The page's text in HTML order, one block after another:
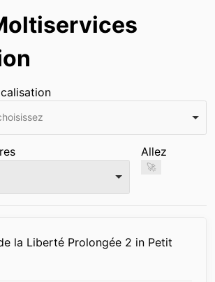
Allez
🚀
la Liberté Prolongée 2 in Petit